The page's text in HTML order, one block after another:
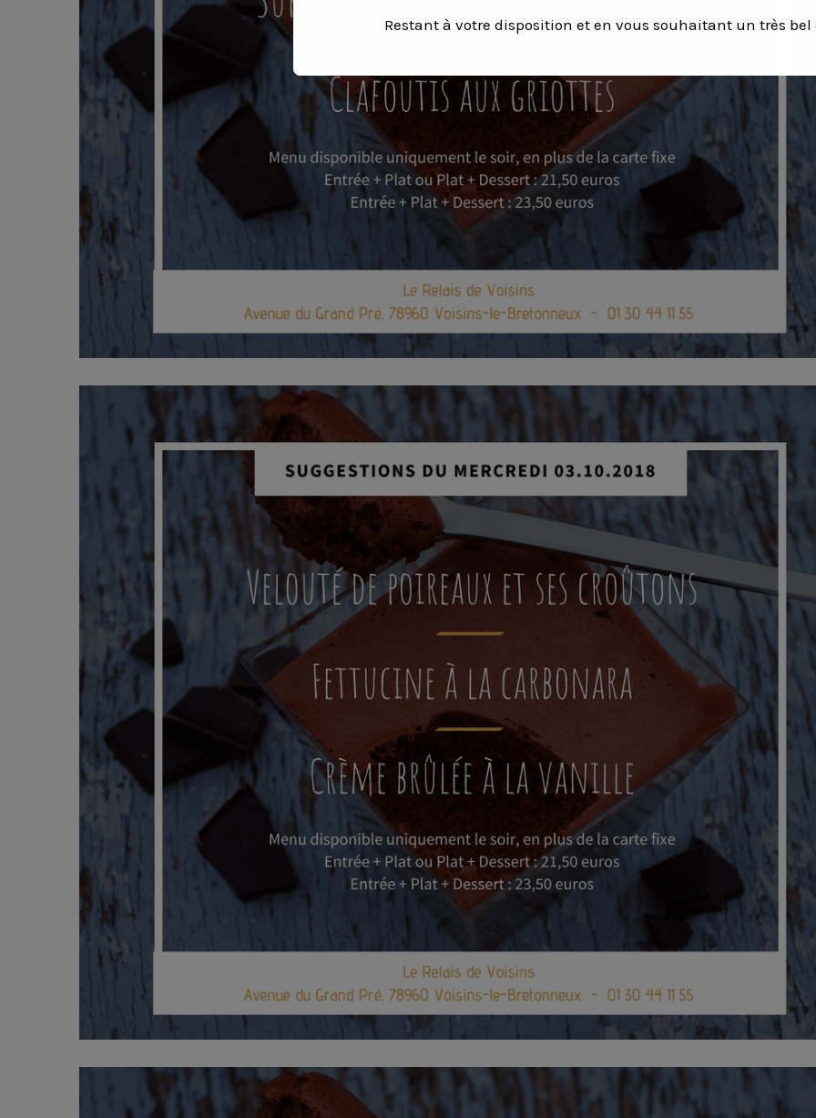
Restant à votre disposition et en vous souhaitant un très bel